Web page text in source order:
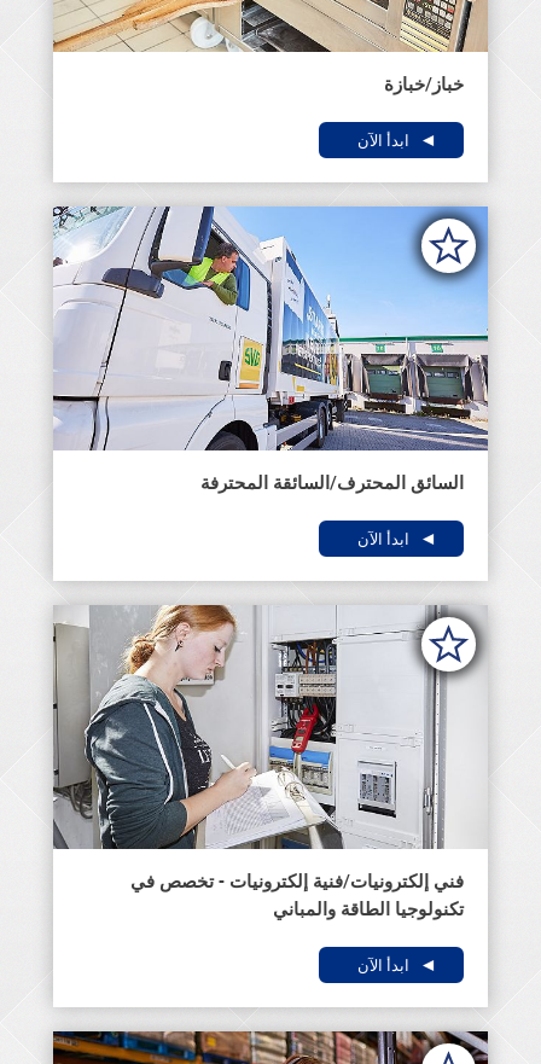
خباز/خبازة
ابدأ الآن
السائق المحترف/السائقة المحترفة
ابدأ الآن
فني إلكترونيات/فنية إلكترونيات - تخصص في
تكنولوجيا الطاقة والمباني
ابدأ الآن